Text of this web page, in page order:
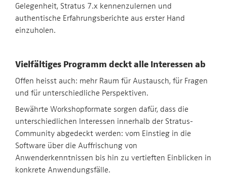
Gelegenheit, Stratus 7.x kennenzulernen und
authentische Erfahrungsberichte aus erster Hand
einzuholen.
Vielfältiges Programm deckt alle Interessen ab
Offen heisst auch: mehr Raum für Austausch, für Fragen
und für unterschiedliche Perspektiven.
Bewährte Workshopformate sorgen dafür, dass die
unterschiedlichen Interessen innerhalb der Stratus-
Community abgedeckt werden: vom Einstieg in die
Software über die Auffrischung von
Anwenderkenntnissen bis hin zu vertieften Einblicken in
konkrete Anwendungsfälle.